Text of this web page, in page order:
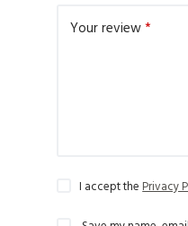
Your review*
I accept thePrivacy